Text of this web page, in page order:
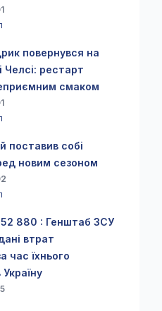
повернувся на
Челсі: рестарт
смаком
поставив собі
новим сезоном
880 : Генштаб ЗСУ
втрат
час їхнього